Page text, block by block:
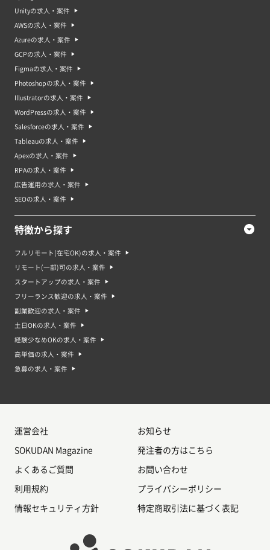
Unityの求人・案件
AWSの求人・案件
Azureの求人・案件
GCPの求人・案件
Figmaの求人・案件
Photoshopの求人・案件
Illustratorの求人・案件
WordPressの求人・案件
Salesforceの求人・案件
Tableauの求人・案件
Apexの求人・案件
RPAの求人・案件
広告運用の求人・案件
SEOの求人・案件
特徴から探す
フルリモート(在宅OK)の求人・案件
リモート(一部)可の求人・案件
スタートアップの求人・案件
フリーランス歓迎の求人・案件
副業歓迎の求人・案件
土日OKの求人・案件
経験少なめOKの求人・案件
高単価の求人・案件
急募の求人・案件
運営会社 お知らせ
SOKUDAN Magazine 発注者の方はこちら
よくあるご質問 お問い合わせ
利用規約 プライバシーポリシー
情報セキュリティ方針 特定商取引法に基づく表記